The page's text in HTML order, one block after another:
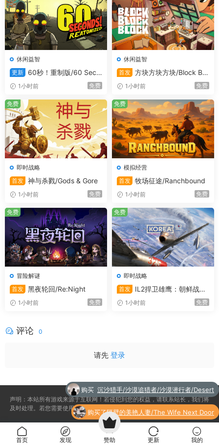
＜地图兵器“直播舰”＞
只有我方可以操控的“直播舰”，是掌控战场的王牌。
通过“驻足直播”阻止敌军推进，用“阻断补给直播”让前线兵
力枯竭。
还可以通过“劝降直播”排除敌军，甚至让整座据点投降倒
戈。
用“行军能力强化直播”迎击敌军奇袭……用途千变万化。
但最关键的是“捕获直播”——只要在发动期间，就能捕获敌
方将领！
＜敌将的捕获＞
播放“捕获直播”后，莉莉的技能将能够生擒敌方将领。
休闲益智
更新
60秒！重制版/60 Seco
nds! Reatomized
1小时前 免费
休闲益智
首发 方块方块方块/Block Blo
ck Block
1小时前 免费
即时战略
首发 神与杀戮/Gods & Gore
1小时前 免费
免费
模拟经营
首发 牧场征途/Ranchbound
1小时前 免费
免费
冒险解谜
首发 黑夜轮回/Re:Night
1小时前 免费
免费
即时战略
首发
IL2捍卫雄鹰：朝鲜战争/
Korea. IL-2 Series
1小时前 免费
免费
评论 0
请先 登录
声明：本站所有游戏来源于互联网！若侵犯到您的权益，请联系站长，我们将
及时处理。若您需要使用非免费的软件或服务，请购买正版授权并合法使用。
首页 发现 赞助 更新 我的
购买
了
沉沙猎手/沙漠追猎者/沙漠潜行者/Desert
Stalker
购买了隔壁的美艳人妻/The Wife Next Door
沉沙猎手/沙漠追猎者/沙漠潜行者/Desert